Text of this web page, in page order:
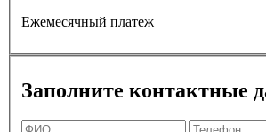
Ежемесячный платеж
Заполните контактные